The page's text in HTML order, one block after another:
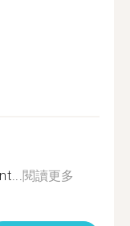
閱讀更多